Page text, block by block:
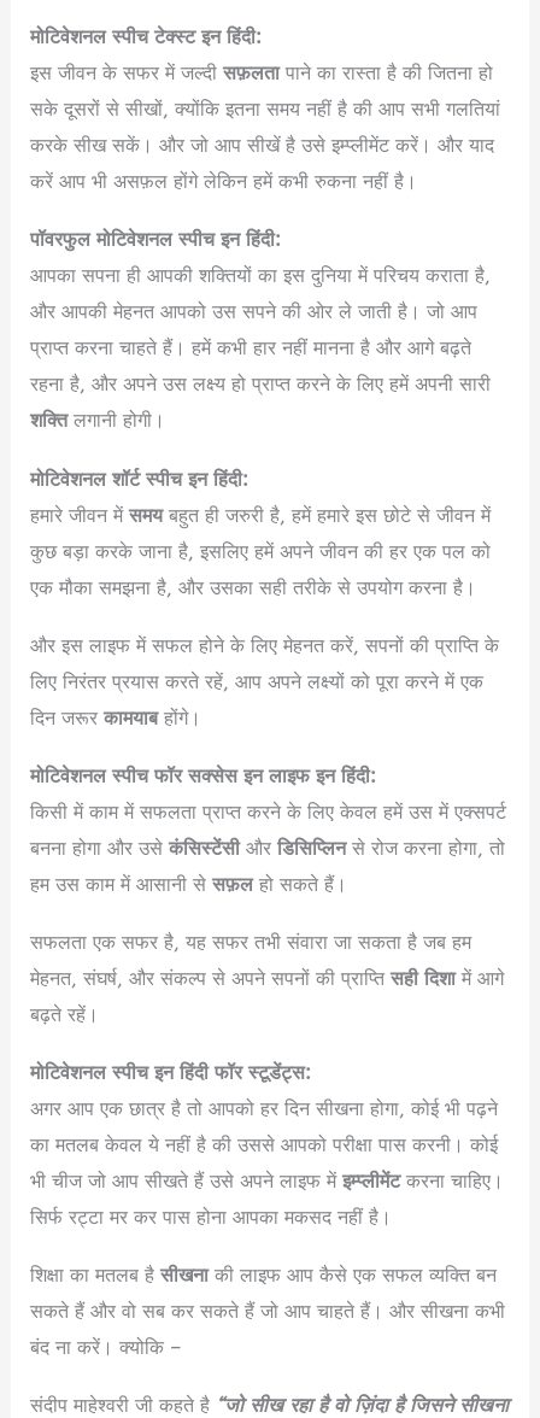
मोटिवेशनल स्पीच टेक्स्ट इन हिंदी:
इस जीवन के सफर में जल्दीसफ़लतापाने का रास्ता है की जितना हो
सके दूसरों से सीखों, क्योंकि इतना समय नहीं है की आप सभी गलतियां
करके सीख सकें। और जो आप सीखें है उसे इम्प्लीमेंट करें। और याद
करें आप भी असफ़ल होंगे लेकिन हमें कभी रुकना नहीं है।
पॉवरफुल मोटिवेशनल स्पीच इन हिंदी:
आपका सपना ही आपकी शक्तियों का इस दुनिया में परिचय कराता है,
और आपकी मेहनत आपको उस सपने की ओर ले जाती है। जो आप
प्राप्त करना चाहते हैं। हमें कभी हार नहीं मानना है और आगे बढ़ते
रहना है, और अपने उस लक्ष्य हो प्राप्त करने के लिए हमें अपनी सारी
शक्तिलगानी होगी।
मोटिवेशनल शॉर्ट स्पीच इन हिंदी:
हमारे जीवन मेंसमयबहुत ही जरुरी है, हमें हमारे इस छोटे से जीवन में
कुछ बड़ा करके जाना है, इसलिए हमें अपने जीवन की हर एक पल को
एक मौका समझना है, और उसका सही तरीके से उपयोग करना है।
और इस लाइफ में सफल होने के लिए मेहनत करें, सपनों की प्राप्ति के
लिए निरंतर प्रयास करते रहें, आप अपने लक्ष्यों को पूरा करने में एक
दिन जरूरकामयाबहोंगे।
मोटिवेशनल स्पीच फॉर सक्सेस इन लाइफ इन हिंदी:
किसी में काम में सफलता प्राप्त करने के लिए केवल हमें उस में एक्सपर्ट
बनना होगा और उसेकंसिस्टेंसीऔरडिसिप्लिनसे रोज करना होगा, तो
हम उस काम में आसानी सेसफ़लहो सकते हैं।
सफलता एक सफर है, यह सफर तभी संवारा जा सकता है जब हम
मेहनत, संघर्ष, और संकल्प से अपने सपनों की प्राप्ति सही दिशामें आगे
बढ़ते रहें।
मोटिवेशनल स्पीच इन हिंदी फॉर स्टूडेंट्स:
अगर आप एक छात्र है तो आपको हर दिन सीखना होगा, कोई भी पढ़ने
का मतलब केवल ये नहीं है की उससे आपको परीक्षा पास करनी। कोई
भी चीज जो आप सीखते हैं उसे अपने लाइफ मेंइम्प्लीमेंटकरना चाहिए।
सिर्फ रट्टा मर कर पास होना आपका मकसद नहीं है।
शिक्षा का मतलब हैसीखनाकी लाइफ आप कैसे एक सफल व्यक्ति बन
सकते हैं और वो सब कर सकते हैं जो आप चाहते हैं। और सीखना कभी
बंद ना करें। क्योकि –
संदीप माहेश्वरी जी कहते है “जो सीख रहा है वो ज़िंदा है जिसने सीखना